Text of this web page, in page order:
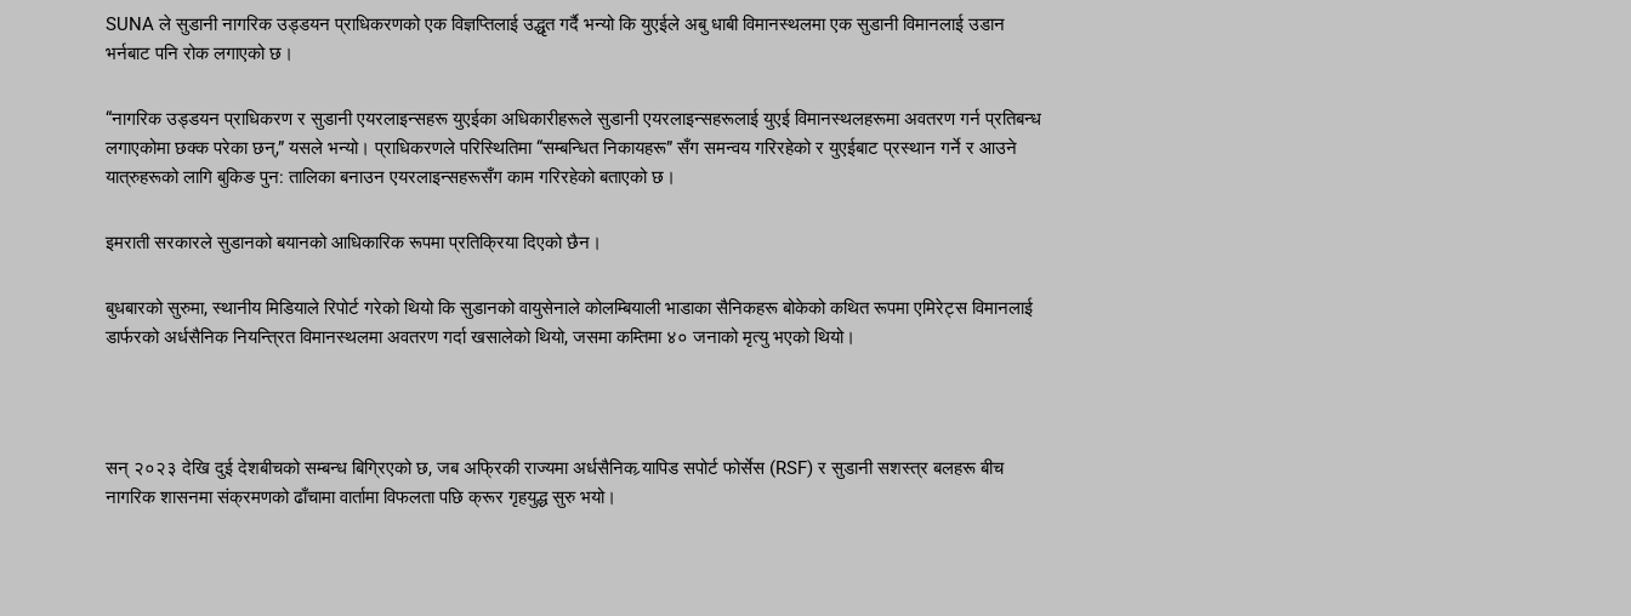
SUNA ले सुडानी नागरिक उड्डयन प्राधिकरणको एक विज्ञप्तिलाई उद्धृत गर्दै भन्यो कि युएईले अबु धाबी विमानस्थलमा एक सुडानी विमानलाई उडान
भर्नबाट पनि रोक लगाएको छ।
“नागरिक उड्डयन प्राधिकरण र सुडानी एयरलाइन्सहरू युएईका अधिकारीहरूले सुडानी एयरलाइन्सहरूलाई युएई विमानस्थलहरूमा अवतरण गर्न प्रतिबन्ध
लगाएकोमा छक्क परेका छन्,” यसले भन्यो। प्राधिकरणले परिस्थितिमा “सम्बन्धित निकायहरू” सँग समन्वय गरिरहेको र युएईबाट प्रस्थान गर्ने र आउने
यात्रुहरूको लागि बुकिङ पुन: तालिका बनाउन एयरलाइन्सहरूसँग काम गरिरहेको बताएको छ।
इमराती सरकारले सुडानको बयानको आधिकारिक रूपमा प्रतिक्रिया दिएको छैन।
बुधबारको सुरुमा, स्थानीय मिडियाले रिपोर्ट गरेको थियो कि सुडानको वायुसेनाले कोलम्बियाली भाडाका सैनिकहरू बोकेको कथित रूपमा एमिरेट्स विमानलाई
डार्फरको अर्धसैनिक नियन्त्रित विमानस्थलमा अवतरण गर्दा खसालेको थियो, जसमा कम्तिमा ४० जनाको मृत्यु भएको थियो।
सन् २०२३ देखि दुई देशबीचको सम्बन्ध बिग्रिएको छ, जब अफ्रिकी राज्यमा अर्धसैनिक र्‍यापिड सपोर्ट फोर्सेस (RSF) र सुडानी सशस्त्र बलहरू बीच
नागरिक शासनमा संक्रमणको ढाँचामा वार्तामा विफलता पछि क्रूर गृहयुद्ध सुरु भयो।